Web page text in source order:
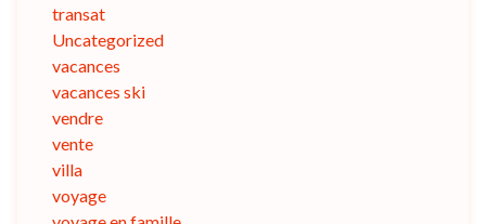
transat
Uncategorized
vacances
vacances ski
vendre
vente
villa
voyage